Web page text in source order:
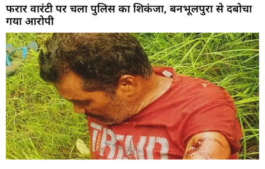
फरार वारंटी पर चला पुलिस का शिकंजा, बनभूलपुरा से दबोचा
गया आरोपी